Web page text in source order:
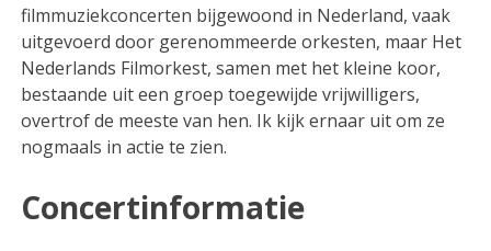
filmmuziekconcerten bijgewoond in Nederland, vaak
uitgevoerd door gerenommeerde orkesten, maar Het
Nederlands Filmorkest, samen met het kleine koor,
bestaande uit een groep toegewijde vrijwilligers,
overtrof de meeste van hen. Ik kijk ernaar uit om ze
nogmaals in actie te zien.
Concertinformatie